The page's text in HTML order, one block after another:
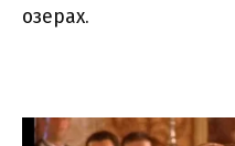
озерах.